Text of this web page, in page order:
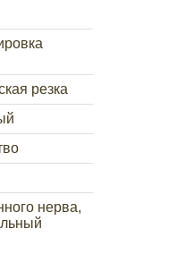
резка
нерва,